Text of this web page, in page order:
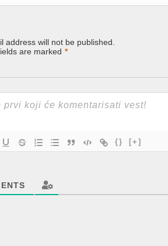
address will not be published.
are marked *
{} [+]